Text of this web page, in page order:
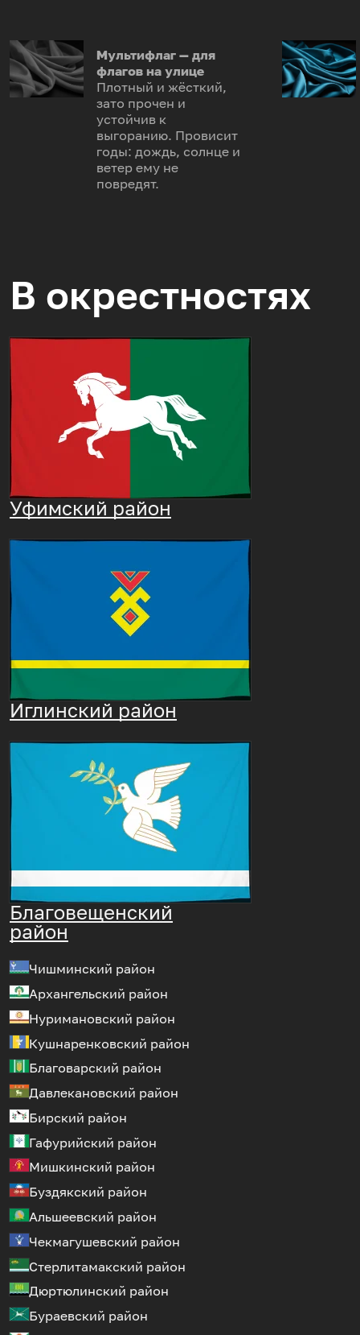
Мультифлаг — для
флагов на улице
Плотный и жёсткий,
зато прочен и
устойчив к
выгоранию. Провисит
годы: дождь, солнце и
ветер ему не
повредят.
В окрестностях
Уфимский район
Иглинский район
Благовещенский
район
Чишминский район
Архангельский район
Нуримановский район
Кушнаренковский район
Благоварский район
Давлекановский район
Бирский район
Гафурийский район
Мишкинский район
Буздякский район
Альшеевский район
Чекмагушевский район
Стерлитамакский район
Дюртюлинский район
Бураевский район